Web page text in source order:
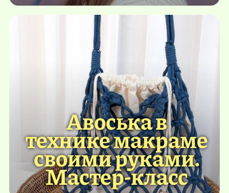
Авоська в
технике макраме
своими руками.
Мастер-класс